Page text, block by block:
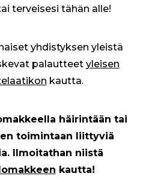
terveisesi tähän alle!
yhdistyksen yleistä
palautteet yleisen
kautta.
häirintään tai
toimintaan liittyviä
Ilmoitathan niistä
kautta!